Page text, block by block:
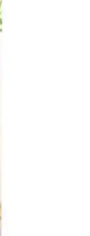
ve Çocuk
Tasarım
küpesi, zarif tasarımı
için uygun, güvenli ve
Güvenlik
çocuk ojeleri, kolay
tercih ettiği
Edilmesi
için önemli ipuçları,
koruyun.
İçin Nelere